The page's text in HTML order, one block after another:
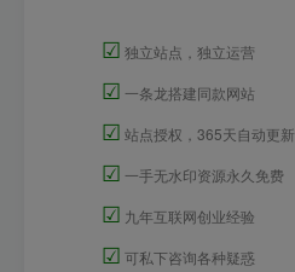
☑ 独立站点，独立运营
☑ 一条龙搭建同款网站
☑ 站点授权，365天自动更新
☑ 一手无水印资源永久免费
☑ 九年互联网创业经验
☑ 可私下咨询各种疑惑